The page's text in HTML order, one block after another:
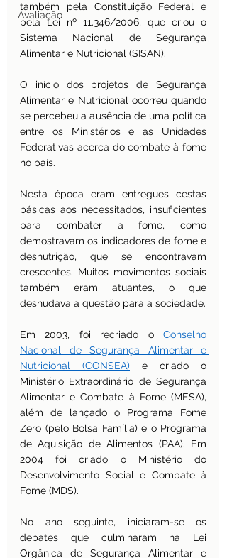
Avaliação
também pela Constituição Federal e
pela Lei nº 11.346/2006, que criou o
Sistema Nacional de Segurança
Alimentar e Nutricional (SISAN).
O início dos projetos de Segurança
Alimentar e Nutricional ocorreu quando
se percebeu a ausência de uma política
entre os Ministérios e as Unidades
Federativas acerca do combate à fome
no país.
Nesta época eram entregues cestas
básicas aos necessitados, insuficientes
para combater a fome, como
demostravam os indicadores de fome e
desnutrição, que se encontravam
crescentes. Muitos movimentos sociais
também eram atuantes, o que
desnudava a questão para a sociedade.
Em 2003, foi recriado o Conselho
Nacional de Segurança Alimentar e
Nutricional (CONSEA) e criado o
Ministério Extraordinário de Segurança
Alimentar e Combate à Fome (MESA),
além de lançado o Programa Fome
Zero (pelo Bolsa Família) e o Programa
de Aquisição de Alimentos (PAA). Em
2004 foi criado o Ministério do
Desenvolvimento Social e Combate à
Fome (MDS).
No ano seguinte, iniciaram-se os
debates que culminaram na Lei
Orgânica de Segurança Alimentar e